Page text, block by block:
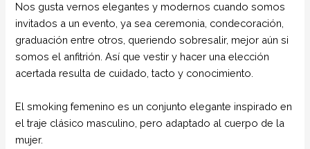
Nos gusta vernos elegantes y modernos cuando somos
invitados a un evento, ya sea ceremonia, condecoración,
graduación entre otros, queriendo sobresalir, mejor aún si
somos el anfitrión. Así que vestir y hacer una elección
acertada resulta de cuidado, tacto y conocimiento.
El smoking femenino es un conjunto elegante inspirado en
el traje clásico masculino, pero adaptado al cuerpo de la
mujer.